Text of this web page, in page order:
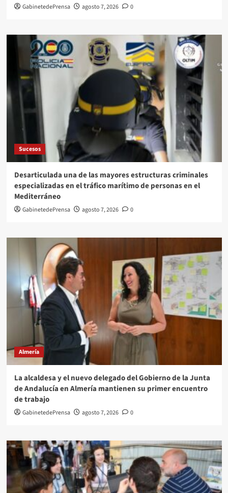
GabinetedePrensa agosto 7, 2026 0
Sucesos
Desarticulada una de las mayores estructuras criminales
especializadas en el tráfico marítimo de personas en el
Mediterráneo
GabinetedePrensa agosto 7, 2026 0
Almería
La alcaldesa y el nuevo delegado del Gobierno de la Junta
de Andalucía en Almería mantienen su primer encuentro
de trabajo
GabinetedePrensa agosto 7, 2026 0